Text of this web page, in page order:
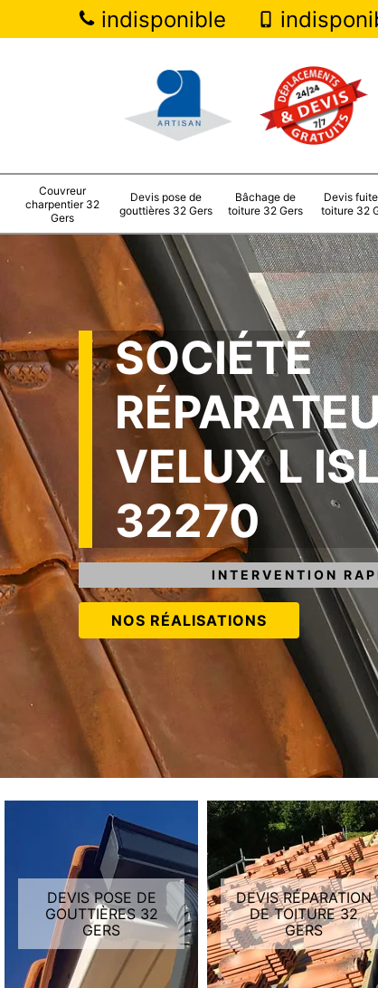
indisponible
Couvreur
charpentier 32
Gers
Devis pose de
gouttières 32 Gers
Bâchage de
toiture 32 Gers
Devis
toiture 32
SOCIÉTÉ
VELUX L
32270
INTERVENTION
NOS RÉALISATIONS
DEVIS POSE DE
GOUTTIÈRES 32
GERS
DEVIS RÉPARATION
DE TOITURE 32
GERS